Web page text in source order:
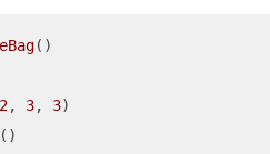
()
2, 3, 3)